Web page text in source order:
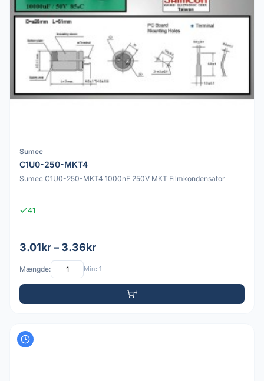
Sumec
C1U0-250-MKT4
Sumec C1U0-250-MKT4 1000nF 250V MKT Filmkondensator
41
3.01kr – 3.36kr
Mængde: Min: 1